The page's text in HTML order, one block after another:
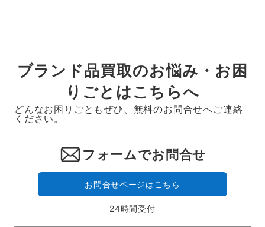
ブランド品買取のお悩み・お困
りごとはこちらへ
どんなお困りごともぜひ、無料のお問合せへご連絡
ください。
フォームでお問合せ
お問合せページはこちら
24時間受付